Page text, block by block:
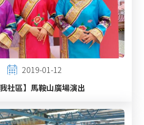
2019-01-12
我社區】馬鞍山廣場演出